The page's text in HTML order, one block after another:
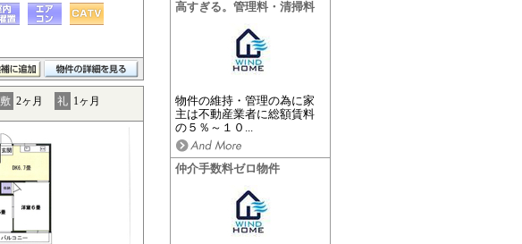
高すぎる。管理料・清掃料
物件の維持・管理の為に家
主は不動産業者に総額賃料
の５％～１０...
仲介手数料ゼロ物件
敷 2ヶ月 礼 1ヶ月